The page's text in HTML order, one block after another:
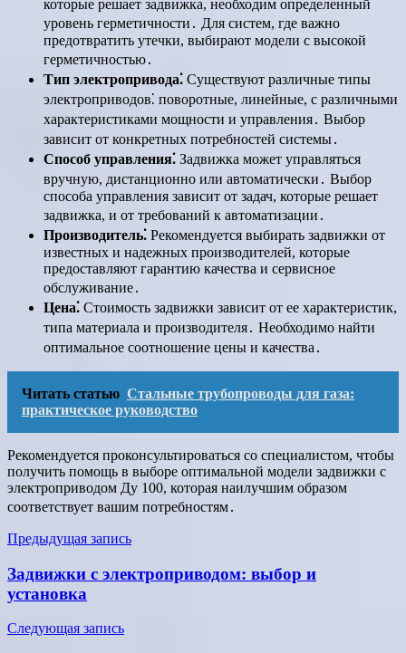
которые решает задвижка, необходим определенный
уровень герметичности․ Для систем, где важно
предотвратить утечки, выбирают модели с высокой
герметичностью․
Тип электропривода⁚ Существуют различные типы
электроприводов⁚ поворотные, линейные, с различными
характеристиками мощности и управления․ Выбор
зависит от конкретных потребностей системы․
Способ управления⁚ Задвижка может управляться
вручную, дистанционно или автоматически․ Выбор
способа управления зависит от задач, которые решает
задвижка, и от требований к автоматизации․
Производитель⁚ Рекомендуется выбирать задвижки от
известных и надежных производителей, которые
предоставляют гарантию качества и сервисное
обслуживание․
Цена⁚ Стоимость задвижки зависит от ее характеристик,
типа материала и производителя․ Необходимо найти
оптимальное соотношение цены и качества․
Читать статью Стальные трубопроводы для газа:
практическое руководство
Рекомендуется проконсультироваться со специалистом, чтобы
получить помощь в выборе оптимальной модели задвижки с
электроприводом Ду 100, которая наилучшим образом
соответствует вашим потребностям․
Навигация
по
записям
Предыдущая запись
Задвижки с электроприводом: выбор и
установка
Следующая запись